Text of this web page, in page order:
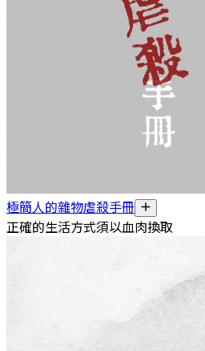
極簡人的雜物虐殺手冊
正確的生活方式須以血肉換取